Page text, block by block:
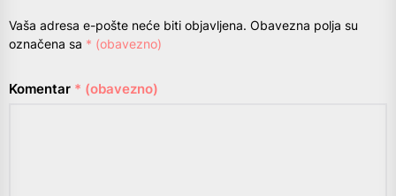
Vaša adresa e-pošte neće biti objavljena. Obavezna polja su
označena sa * (obavezno)
Komentar * (obavezno)